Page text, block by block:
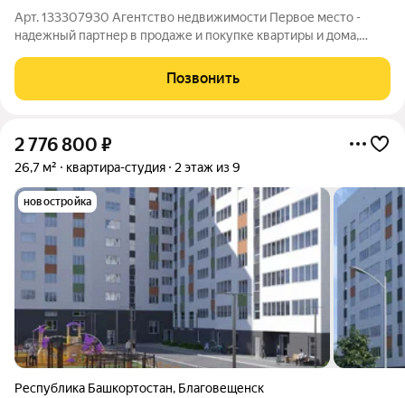
Арт. 133307930 Агентство недвижимости Первое место -
надежный партнер в продаже и покупке квартиры и дома,
сопровождение сделки. Документы квартиры проверены и
готовы к продаже. Решим вопросы с
Позвонить
2 776 800 ₽
26,7 м² квартира-студия 2 этаж из 9
новостройка
Республика Башкортостан, Благовещенск